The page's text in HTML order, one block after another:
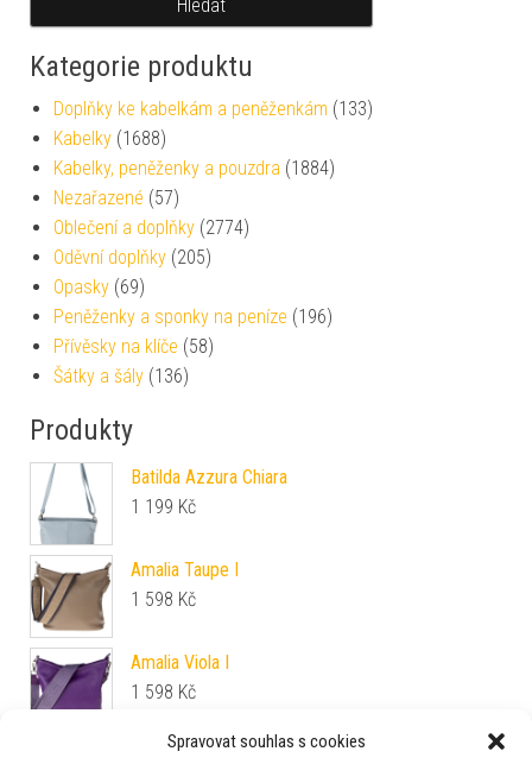
Spravovat souhlas s cookies
Hledat
Kategorie produktu
Doplňky ke kabelkám a peněženkám (133)
Kabelky (1688)
Kabelky, peněženky a pouzdra (1884)
Nezařazené (57)
Oblečení a doplňky (2774)
Oděvní doplňky (205)
Opasky (69)
Peněženky a sponky na peníze (196)
Přívěsky na klíče (58)
Šátky a šály (136)
Produkty
Batilda Azzura Chiara
1 199 Kč
Amalia Taupe I
1 598 Kč
Amalia Viola I
1 598 Kč
Amalia Verde Chiaro I